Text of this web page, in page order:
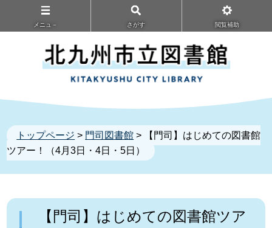
メニュ－ さがす 閲覧補助
トップページ > 門司図書館 > 【門司】はじめての図書館
ツアー！（4月3日・4日・5日）
【門司】はじめての図書館ツア